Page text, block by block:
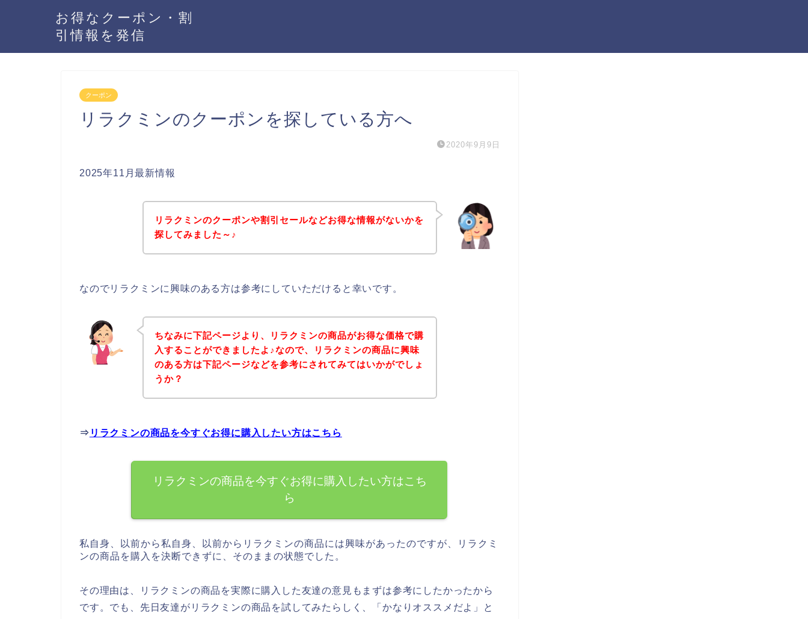
お得なクーポン・割
引情報を発信
クーポン
リラクミンのクーポンを探している方へ
2020年9月9日
2025年11月最新情報
リラクミンのクーポンや割引セールなどお得な情報がないかを
探してみました～♪
なのでリラクミンに興味のある方は参考にしていただけると幸いです。
ちなみに下記ページより、リラクミンの商品がお得な価格で購
入することができましたよ♪なので、リラクミンの商品に興味
のある方は下記ページなどを参考にされてみてはいかがでしょ
うか？
⇒ リラクミンの商品を今すぐお得に購入したい方はこちら
リラクミンの商品を今すぐお得に購入したい方はこち
ら
私自身、以前から私自身、以前からリラクミンの商品には興味があったのですが、リラクミ
ンの商品を購入を決断できずに、そのままの状態でした。
その理由は、リラクミンの商品を実際に購入した友達の意見もまずは参考にしたかったから
です。でも、先日友達がリラクミンの商品を試してみたらしく、「かなりオススメだよ」と